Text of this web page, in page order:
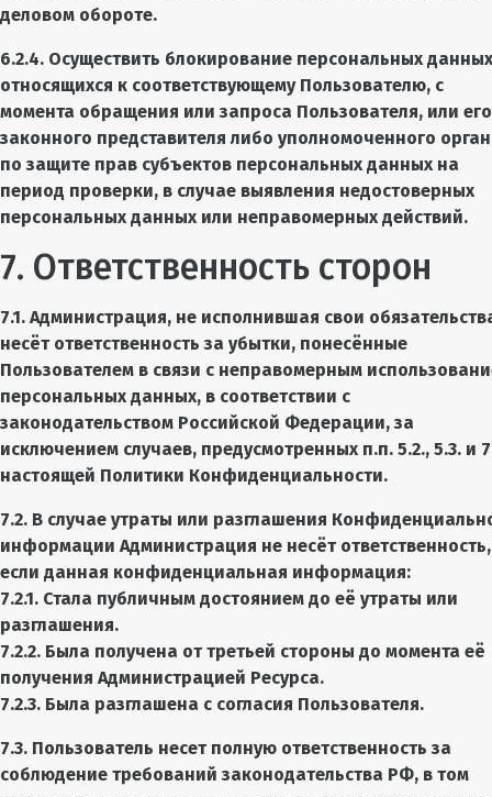
деловом обороте.
6.2.4. Осуществить блокирование персональных
относящихся к соответствующему Пользователю, с
момента обращения или запроса Пользователя, или его
законного представителя либо уполномоченного
по защите прав субъектов персональных данных на
период проверки, в случае выявления недостоверных
персональных данных или неправомерных действий.
7. Ответственность сторон
7.1. Администрация, не исполнившая свои
несёт ответственность за убытки, понесённые
Пользователем в связи с неправомерным
персональных данных, в соответствии с
законодательством Российской Федерации, за
исключением случаев, предусмотренных п.п. 5.2., 5.3. и
настоящей Политики Конфиденциальности.
7.2. В случае утраты или разглашения
информации Администрация не несёт ответственность,
если данная конфиденциальная информация:
7.2.1. Стала публичным достоянием до её утраты или
разглашения.
7.2.2. Была получена от третьей стороны до момента её
получения Администрацией Ресурса.
7.2.3. Была разглашена с согласия Пользователя.
7.3. Пользователь несет полную ответственность за
соблюдение требований законодательства РФ, в том